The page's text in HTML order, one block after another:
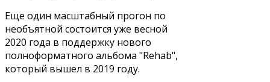
Еще один масштабный прогон по
необъятной состоится уже весной
2020 года в поддержку нового
полноформатного альбома "Rehab",
который вышел в 2019 году.